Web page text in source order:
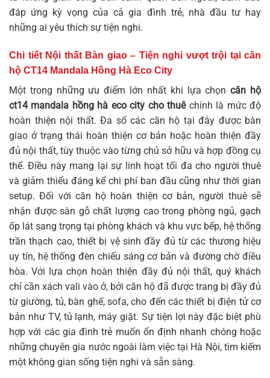
đáp ứng kỳ vọng của cả gia đình trẻ, nhà đầu tư hay
những ai yêu thích sự tiện nghi.
Chi tiết Nội thất Bàn giao – Tiện nghi vượt trội tại căn
hộ CT14 Mandala Hồng Hà Eco City
Một trong những ưu điểm lớn nhất khi lựa chọncăn hộ
ct14 mandala hồng hà eco city cho thuêchính là mức độ
hoàn thiện nội thất. Đa số các căn hộ tại đây được bàn
giao ở trạng thái hoàn thiện cơ bản hoặc hoàn thiện đầy
đủ nội thất, tùy thuộc vào từng chủ sở hữu và hợp đồng cụ
thể. Điều này mang lại sự linh hoạt tối đa cho người thuê
và giảm thiểu đáng kể chi phí ban đầu cũng như thời gian
setup. Đối với căn hộ hoàn thiện cơ bản, người thuê sẽ
nhận được sàn gỗ chất lượng cao trong phòng ngủ, gạch
ốp lát sang trọng tại phòng khách và khu vực bếp, hệ thống
trần thạch cao, thiết bị vệ sinh đầy đủ từ các thương hiệu
uy tín, hệ thống đèn chiếu sáng cơ bản và đường chờ điều
hòa. Với lựa chọn hoàn thiện đầy đủ nội thất, quý khách
chỉ cần xách vali vào ở, bởi căn hộ đã được trang bị đầy đủ
từ giường, tủ, bàn ghế, sofa, cho đến các thiết bị điện tử cơ
bản như TV, tủ lạnh, máy giặt. Sự tiện lợi này đặc biệt phù
hợp với các gia đình trẻ muốn ổn định nhanh chóng hoặc
những chuyên gia nước ngoài làm việc tại Hà Nội, tìm kiếm
một không gian sống tiện nghi và sẵn sàng.